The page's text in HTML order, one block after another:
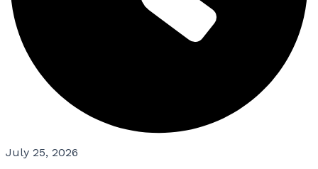
July 25, 2026